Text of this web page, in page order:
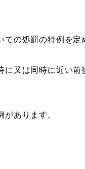
の処罰の特例を定
に又は同時に近い
あります。